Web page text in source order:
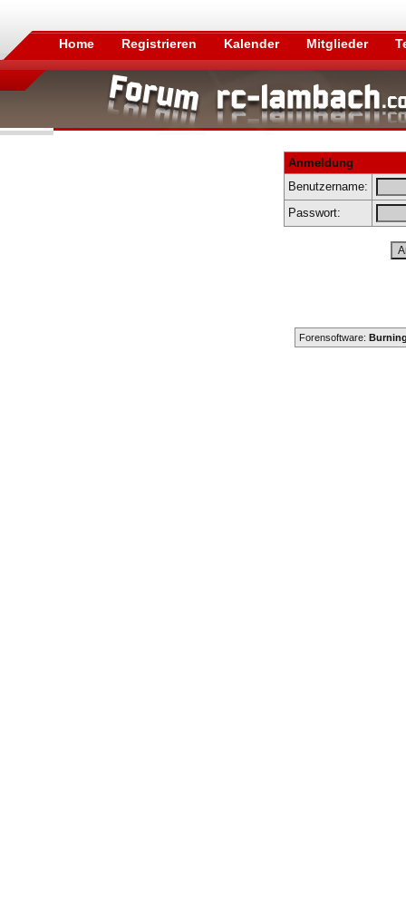
Home Registrieren Kalender Mitglieder
Anmeldung
Benutzername:
Passwort:
Forensoftware: